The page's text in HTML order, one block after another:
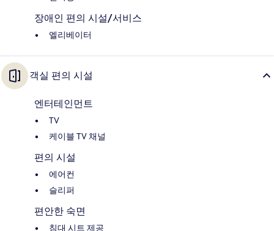
장애인 편의 시설/서비스
엘리베이터
객실 편의 시설
엔터테인먼트
TV
케이블 TV 채널
편의 시설
에어컨
슬리퍼
편안한 숙면
침대 시트 제공